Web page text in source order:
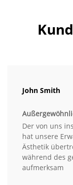
John Smith
Der von uns
hat unsere
Ästhetik
während des
aufmerksam